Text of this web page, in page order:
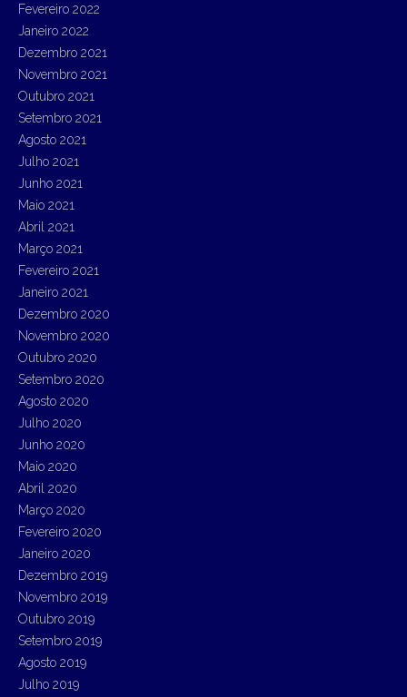
Fevereiro 2022
Janeiro 2022
Dezembro 2021
Novembro 2021
Outubro 2021
Setembro 2021
Agosto 2021
Julho 2021
Junho 2021
Maio 2021
Abril 2021
Março 2021
Fevereiro 2021
Janeiro 2021
Dezembro 2020
Novembro 2020
Outubro 2020
Setembro 2020
Agosto 2020
Julho 2020
Junho 2020
Maio 2020
Abril 2020
Março 2020
Fevereiro 2020
Janeiro 2020
Dezembro 2019
Novembro 2019
Outubro 2019
Setembro 2019
Agosto 2019
Julho 2019